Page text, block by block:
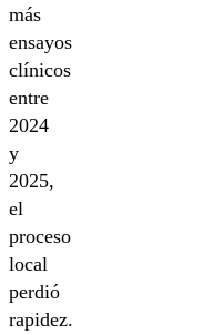
más
ensayos
clínicos
entre
2024
y
2025,
el
proceso
local
perdió
rapidez.